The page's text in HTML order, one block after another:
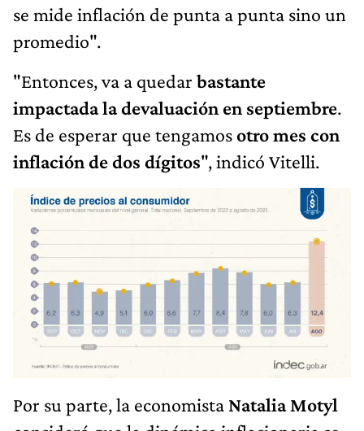
se mide inflación de punta a punta sino un
promedio".
"Entonces, va a quedar bastante
impactada la devaluación en septiembre.
Es de esperar que tengamosotro mes con
inflación de dos dígitos", indicó Vitelli.
Por su parte, la economista Natalia Motyl